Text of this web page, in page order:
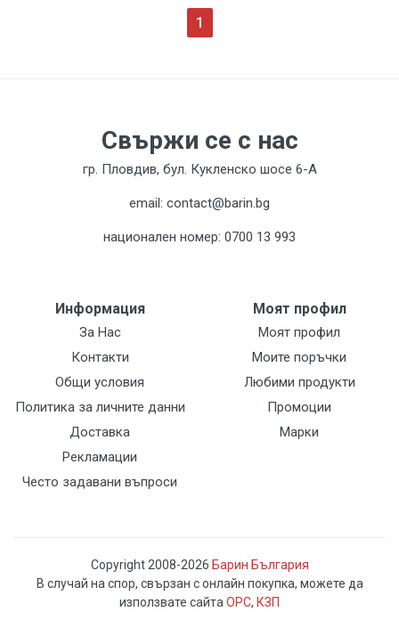
1
Свържи се с нас
гр. Пловдив, бул. Кукленско шосе 6-А
email: contact@barin.bg
национален номер: 0700 13 993
Информация
За Нас
Контакти
Общи условия
Политика за личните данни
Доставка
Рекламации
Често задавани въпроси
Моят профил
Моят профил
Моите поръчки
Любими продукти
Промоции
Марки
Copyright 2008-2026 Барин България
В случай на спор, свързан с онлайн покупка, можете да
използвате сайта ОРС, КЗП